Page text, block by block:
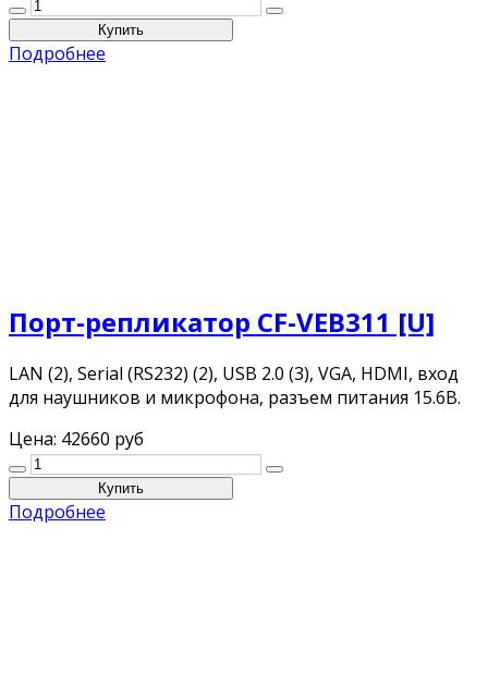
Подробнее
Порт-репликатор CF-VEB311 [U]
LAN (2), Serial (RS232) (2), USB 2.0 (3), VGA, HDMI, вход
для наушников и микрофона, разъем питания 15.6В.
Цена: 42660 руб
Подробнее